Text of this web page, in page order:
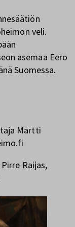
veli.
asemaa Eero
Suomessa.
Martti
Raijas,